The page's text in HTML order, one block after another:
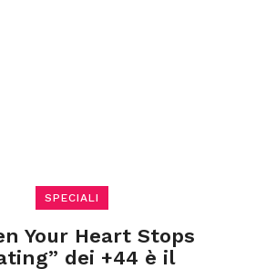
SPECIALI
Your Heart Stops
dei +44 è il